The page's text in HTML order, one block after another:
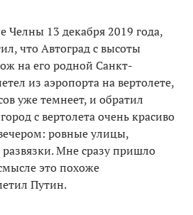
13 декабря 2019 года,
что Автоград с высоты
на его родной Санкт-
из аэропорта на вертолете,
уже темнеет, и обратил
с вертолета очень красиво
ровные улицы,
Мне сразу пришло
это похоже
Путин.